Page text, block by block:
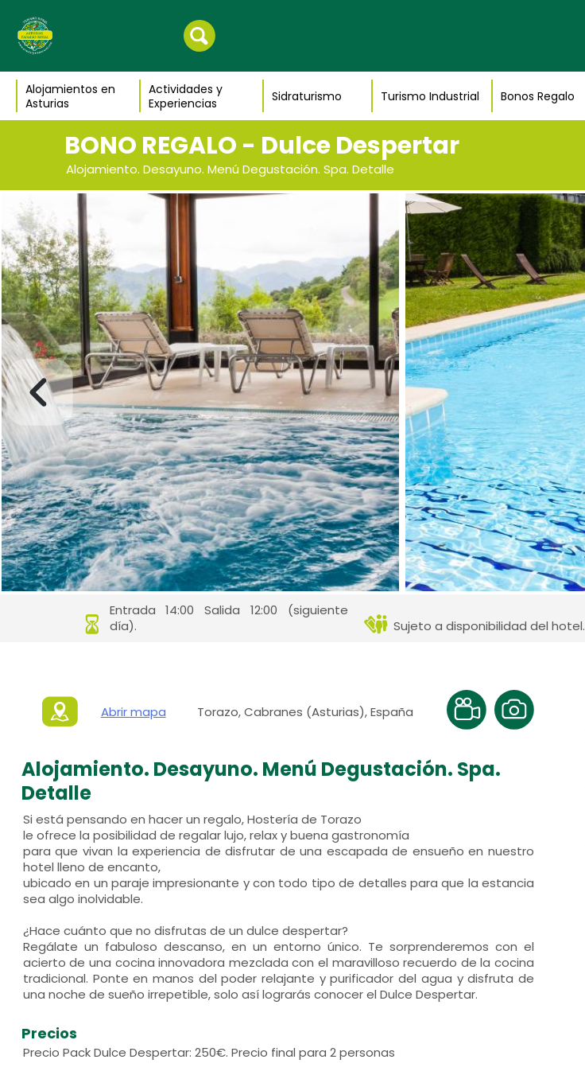
Alojamientos en
Asturias
Actividades y
Experiencias
Sidraturismo Turismo Industrial Bonos Regalo
BONO REGALO - Dulce Despertar
Alojamiento. Desayuno. Menú Degustación. Spa. Detalle
Entrada 14:00 Salida 12:00 (siguiente
día).
Sujeto a disponibilidad del hotel.
Abrir mapa Torazo, Cabranes (Asturias), España
Alojamiento. Desayuno. Menú Degustación. Spa.
Detalle
Si está pensando en hacer un regalo, Hostería de Torazo
le ofrece la posibilidad de regalar lujo, relax y buena gastronomía
para que vivan la experiencia de disfrutar de una escapada de ensueño en nuestro
hotel lleno de encanto,
ubicado en un paraje impresionante y con todo tipo de detalles para que la estancia
sea algo inolvidable.
¿Hace cuánto que no disfrutas de un dulce despertar?
Regálate un fabuloso descanso, en un entorno único. Te sorprenderemos con el
acierto de una cocina innovadora mezclada con el maravilloso recuerdo de la cocina
tradicional. Ponte en manos del poder relajante y purificador del agua y disfruta de
una noche de sueño irrepetible, solo así lograrás conocer el Dulce Despertar.
Precios
Precio Pack Dulce Despertar: 250€. Precio final para 2 personas